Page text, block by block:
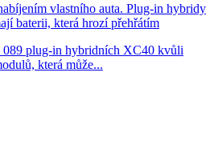
vlastního auta. Plug-in hybridy
baterii, která hrozí přehřátím
089 plug-in hybridních XC40 kvůli
která může...